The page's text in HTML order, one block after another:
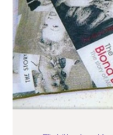
-tönkölypelyva/ citromfű
-tönkölypelyva/ natur